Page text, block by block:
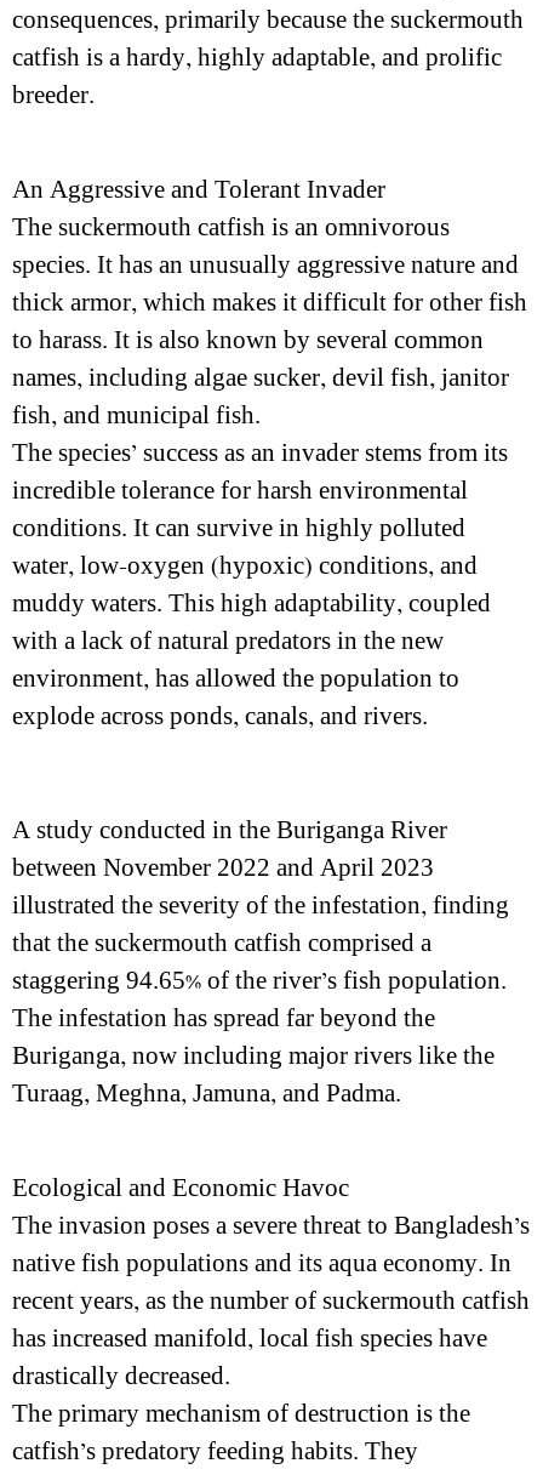
consequences, primarily because the suckermouth
catfish is a hardy, highly adaptable, and prolific
breeder.
An Aggressive and Tolerant Invader
The suckermouth catfish is an omnivorous
species. It has an unusually aggressive nature and
thick armor, which makes it difficult for other fish
to harass. It is also known by several common
names, including algae sucker, devil fish, janitor
fish, and municipal fish.
The species’ success as an invader stems from its
incredible tolerance for harsh environmental
conditions. It can survive in highly polluted
water, low-oxygen (hypoxic) conditions, and
muddy waters. This high adaptability, coupled
with a lack of natural predators in the new
environment, has allowed the population to
explode across ponds, canals, and rivers.
A study conducted in the Buriganga River
between November 2022 and April 2023
illustrated the severity of the infestation, finding
that the suckermouth catfish comprised a
staggering 94.65% of the river’s fish population.
The infestation has spread far beyond the
Buriganga, now including major rivers like the
Turaag, Meghna, Jamuna, and Padma.
Ecological and Economic Havoc
The invasion poses a severe threat to Bangladesh’s
native fish populations and its aqua economy. In
recent years, as the number of suckermouth catfish
has increased manifold, local fish species have
drastically decreased.
The primary mechanism of destruction is the
catfish’s predatory feeding habits. They